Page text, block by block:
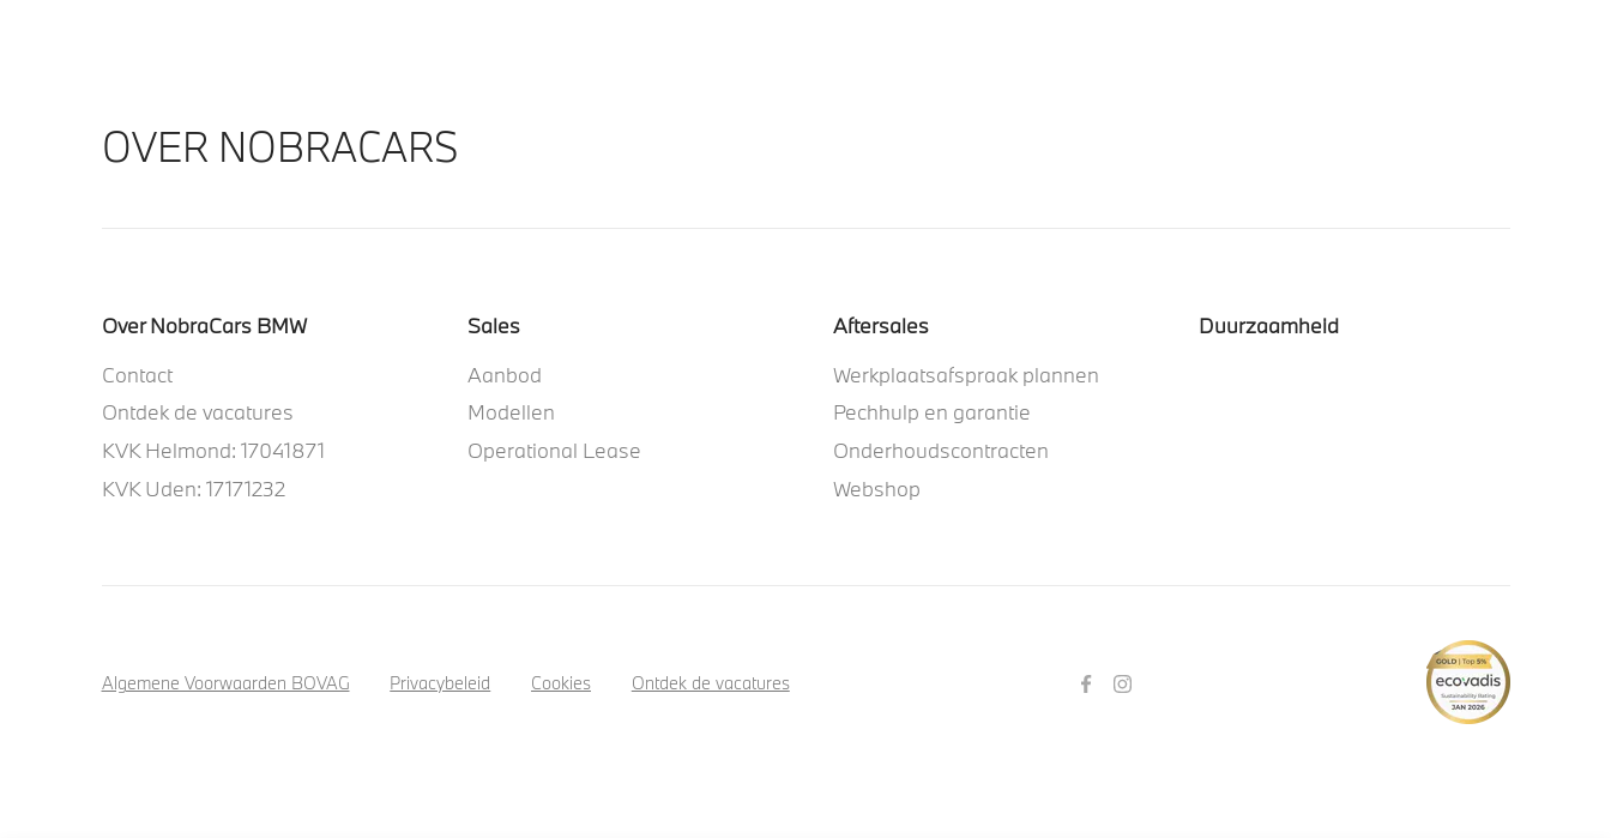
OVER NOBRACARS
Over NobraCars BMW
Contact
Ontdek de vacatures
KVK Helmond: 17041871
KVK Uden: 17171232
Sales
Aanbod
Modellen
Operational Lease
Aftersales
Werkplaatsafspraak plannen
Pechhulp en garantie
Onderhoudscontracten
Webshop
Duurzaamheid
Algemene Voorwaarden BOVAG Privacybeleid Cookies Ontdek de vacatures